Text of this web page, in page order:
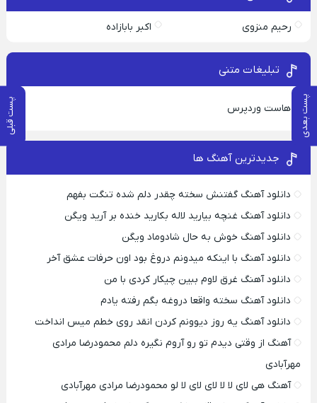
پست بعدی پست قبلی
رحیم منزوی اکبر بابازاده
تبلیغات متنی
هاست وردپرس
جدیدترین آهنگ ها
دانلود آهنگ گفتنش سخته چقدر دلم شده تنگت بفهم
دانلود آهنگ غنچه بیارید لاله بکارید خنده بر آرید ویگن
دانلود آهنگ خوش به حال شادوماد ویگن
دانلود آهنگ با اینکه میدونم دروغ بود اون حرفات عشق آخر
دانلود آهنگ غرق لاوم ببین چیکار کردی با من
دانلود آهنگ سخته واقعا دروغه بگم رفته یادم
دانلود آهنگ یه روز دیوونم کردن انقد روی خطم میس انداخت
آهنگ از وقتی دیدم تو رو آروم نگیره دلم محمودرضا مرادی
مهرآبادی
آهنگ هی لای لا لا لای لای لا لو محمودرضا مرادی مهرآبادی